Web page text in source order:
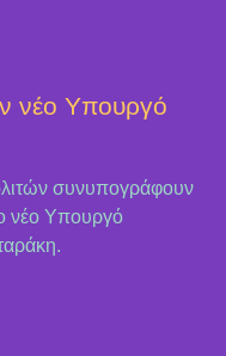
νέο Υπουργό
συνυπογράφουν
νέο Υπουργό